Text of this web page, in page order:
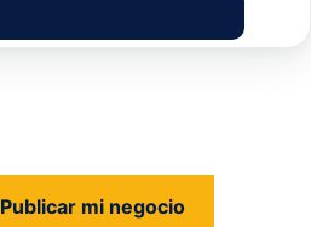
Publicar mi negocio